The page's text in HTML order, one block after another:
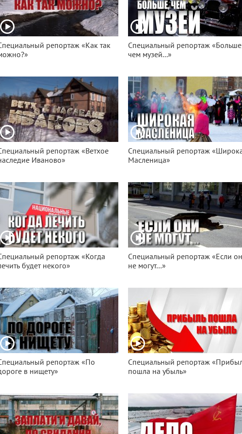
репортаж «Как так
Специальный репортаж
чем музей...»
репортаж «Ветхое
Иваново»
Специальный репортаж
Масленица»
репортаж «Когда
будет некого»
Специальный репортаж «Если
не могут…»
репортаж «По
в нищету»
Специальный репортаж
пошла на убыль»